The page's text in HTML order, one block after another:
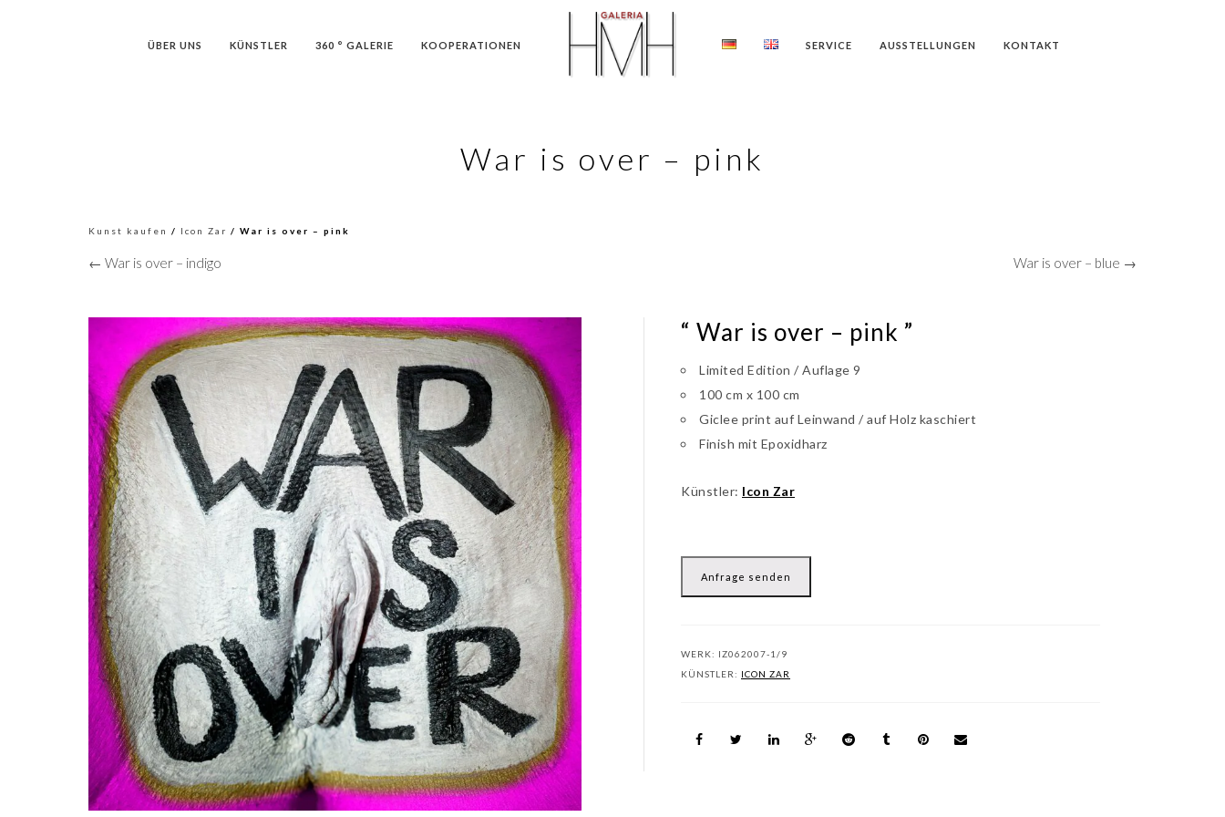
ÜBER UNS KÜNSTLER 360 ° GALERIE KOOPERATIONEN SERVICE AUSSTELLUNGEN KONTAKT
War is over – pink
Kunst kaufen / Icon Zar / War is over – pink
← War is over – indigo War is over – blue →
“ War is over – pink ”
Limited Edition / Auflage 9
100 cm x 100 cm
Giclee print auf Leinwand / auf Holz kaschiert
Finish mit Epoxidharz
Künstler: Icon Zar
Anfrage senden
WERK: IZ062007-1/9
KÜNSTLER: ICON ZAR